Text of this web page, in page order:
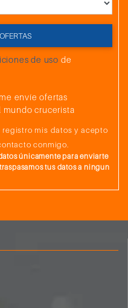
OBTENER OFERTAS
de uso de
envíe ofertas
mundo crucerista
registro mis datos y acepto
conmigo.
únicamente para enviarte
tus datos a ningun